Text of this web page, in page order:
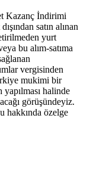
Kazanç İndirimi
satın alınan
yurt
bu alım-satıma
vergisinden
mukimi bir
halinde
görüşündeyiz.
hakkında özelge